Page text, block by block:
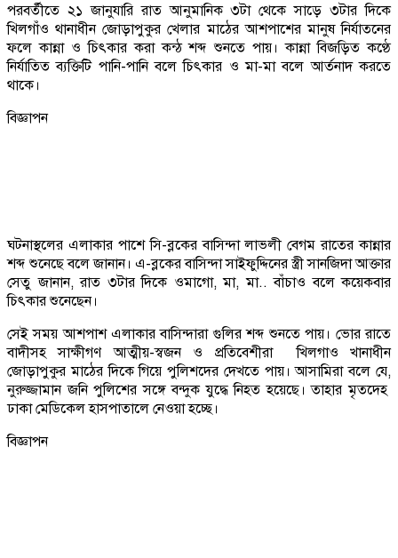
পরবর্তীতে ২১ জানুযারি রাত আনুমানিক ৩টা থেকে সাড়ে ৩টার দিকে
খিলগাঁও থানাধীন জোড়াপুকুর খেলার মাঠের আশপাশের মানুষ নির্যাতনের
ফলে কান্না ও চিৎকার করা কন্ঠ শব্দ শুনতে পায়। কান্না বিজড়িত কণ্ঠে
নির্যাতিত ব্যক্তিটি পানি-পানি বলে চিৎকার ও মা-মা বলে আর্তনাদ করতে
থাকে।
বিজ্ঞাপন
ঘটনাস্থলের এলাকার পাশে সি-ব্লকের বাসিন্দা লাভলী বেগম রাতের কান্নার
শব্দ শুনেছে বলে জানান। এ-ব্লকের বাসিন্দা সাইফুদ্দিনের স্ত্রী সানজিদা আক্তার
সেতু জানান, রাত ৩টার দিকে ওমাগো, মা, মা.. বাঁচাও বলে কয়েকবার
চিৎকার শুনেছেন।
সেই সময় আশপাশ এলাকার বাসিন্দারা গুলির শব্দ শুনতে পায়। ভোর রাতে
বাদীসহ সাক্ষীগণ আত্মীয়-স্বজন ও প্রতিবেশীরা খিলগাও খানাধীন
জোড়াপুকুর মাঠের দিকে গিয়ে পুলিশদের দেখতে পায়। আসামিরা বলে যে,
নুরুজ্জামান জনি পুলিশের সঙ্গে বন্দুক যুদ্ধে নিহত হয়েছে। তাহার মৃতদেহ
ঢাকা মেডিকেল হাসপাতালে নেওয়া হচ্ছে।
বিজ্ঞাপন